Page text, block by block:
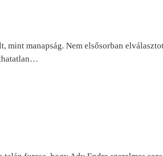
mint manapság. Nem elsősorban